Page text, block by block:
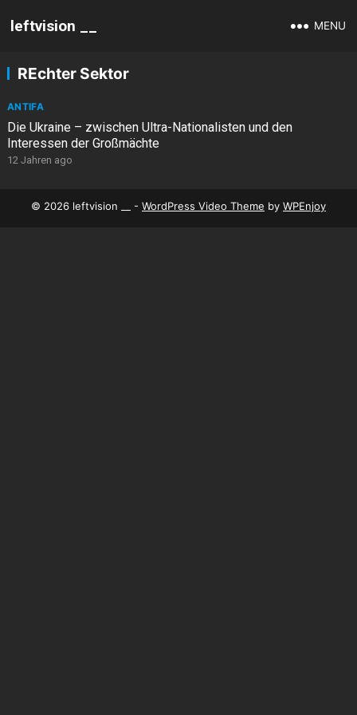
leftvision __ MENU
REchter Sektor
ANTIFA
Die Ukraine – zwischen Ultra-Nationalisten und den
Interessen der Großmächte
12 Jahren ago
© 2026 leftvision __ - WordPress Video Theme by WPEnjoy